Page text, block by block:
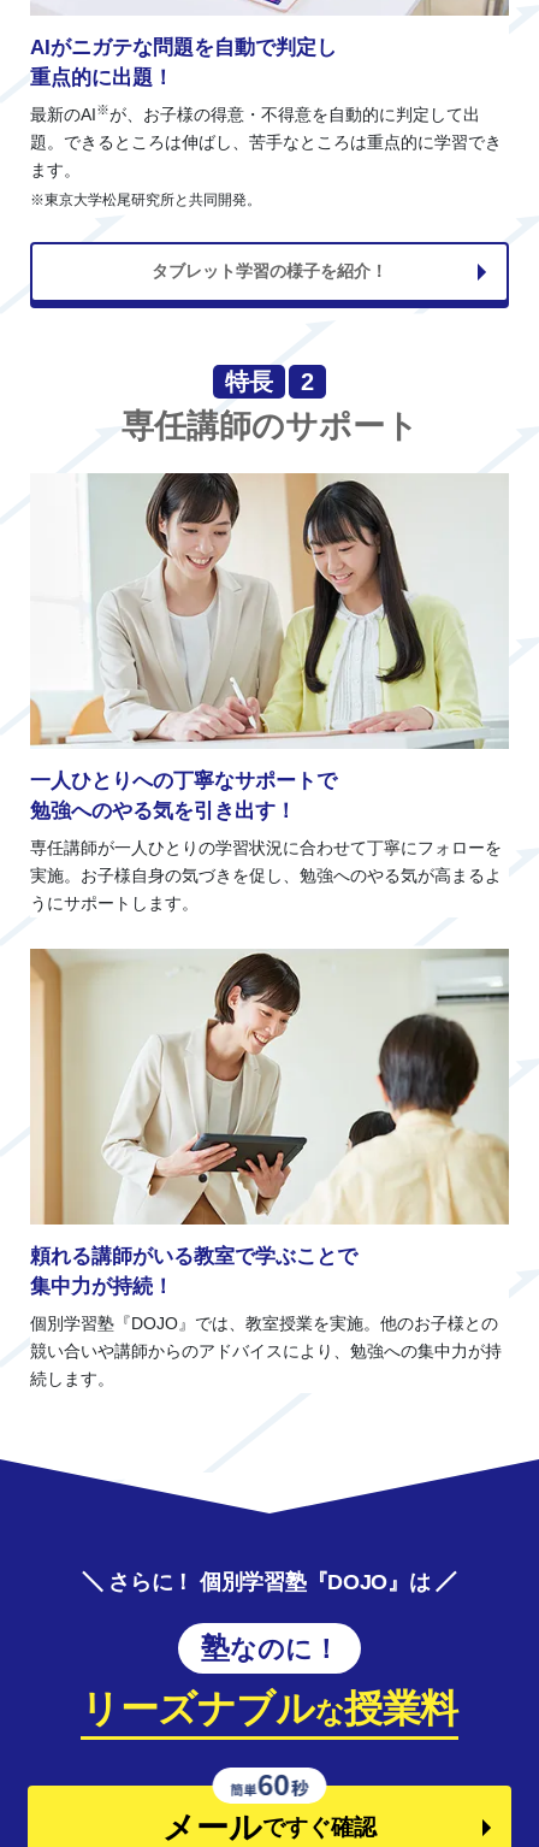
AIがニガテな問題を自動で判定し
重点的に出題！
最新のAI※が、お子様の得意・不得意を自動的に判定して出
題。できるところは伸ばし、苦手なところは重点的に学習でき
ます。
※東京大学松尾研究所と共同開発。
タブレット学習の様子を紹介！
特長 2
専任講師のサポート
一人ひとりへの丁寧なサポートで
勉強へのやる気を引き出す！
専任講師が一人ひとりの学習状況に合わせて丁寧にフォローを
実施。お子様自身の気づきを促し、勉強へのやる気が高まるよ
うにサポートします。
頼れる講師がいる教室で学ぶことで
集中力が持続！
個別学習塾『DOJO』では、教室授業を実施。他のお子様との
競い合いや講師からのアドバイスにより、勉強への集中力が持
続します。
さらに！ 個別学習塾『DOJO』は
塾なのに！
リーズナブルな授業料
メールですぐ確認